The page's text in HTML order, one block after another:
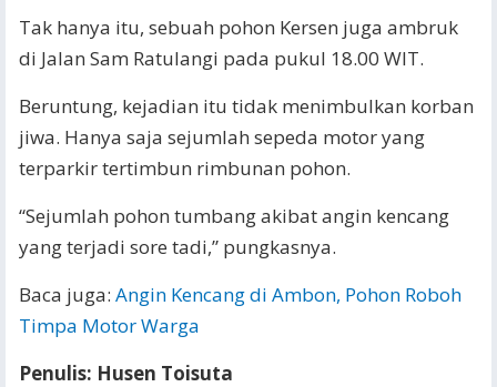
Tak hanya itu, sebuah pohon Kersen juga ambruk
di Jalan Sam Ratulangi pada pukul 18.00 WIT.
Beruntung, kejadian itu tidak menimbulkan korban
jiwa. Hanya saja sejumlah sepeda motor yang
terparkir tertimbun rimbunan pohon.
“Sejumlah pohon tumbang akibat angin kencang
yang terjadi sore tadi,” pungkasnya.
Baca juga: Angin Kencang di Ambon, Pohon Roboh
Timpa Motor Warga
Penulis: Husen Toisuta